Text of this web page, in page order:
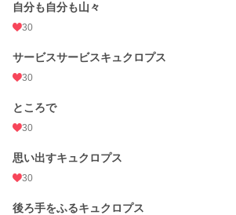
自分も自分も山々
30
サービスサービスキュクロプス
30
ところで
30
思い出すキュクロプス
30
後ろ手をふるキュクロプス